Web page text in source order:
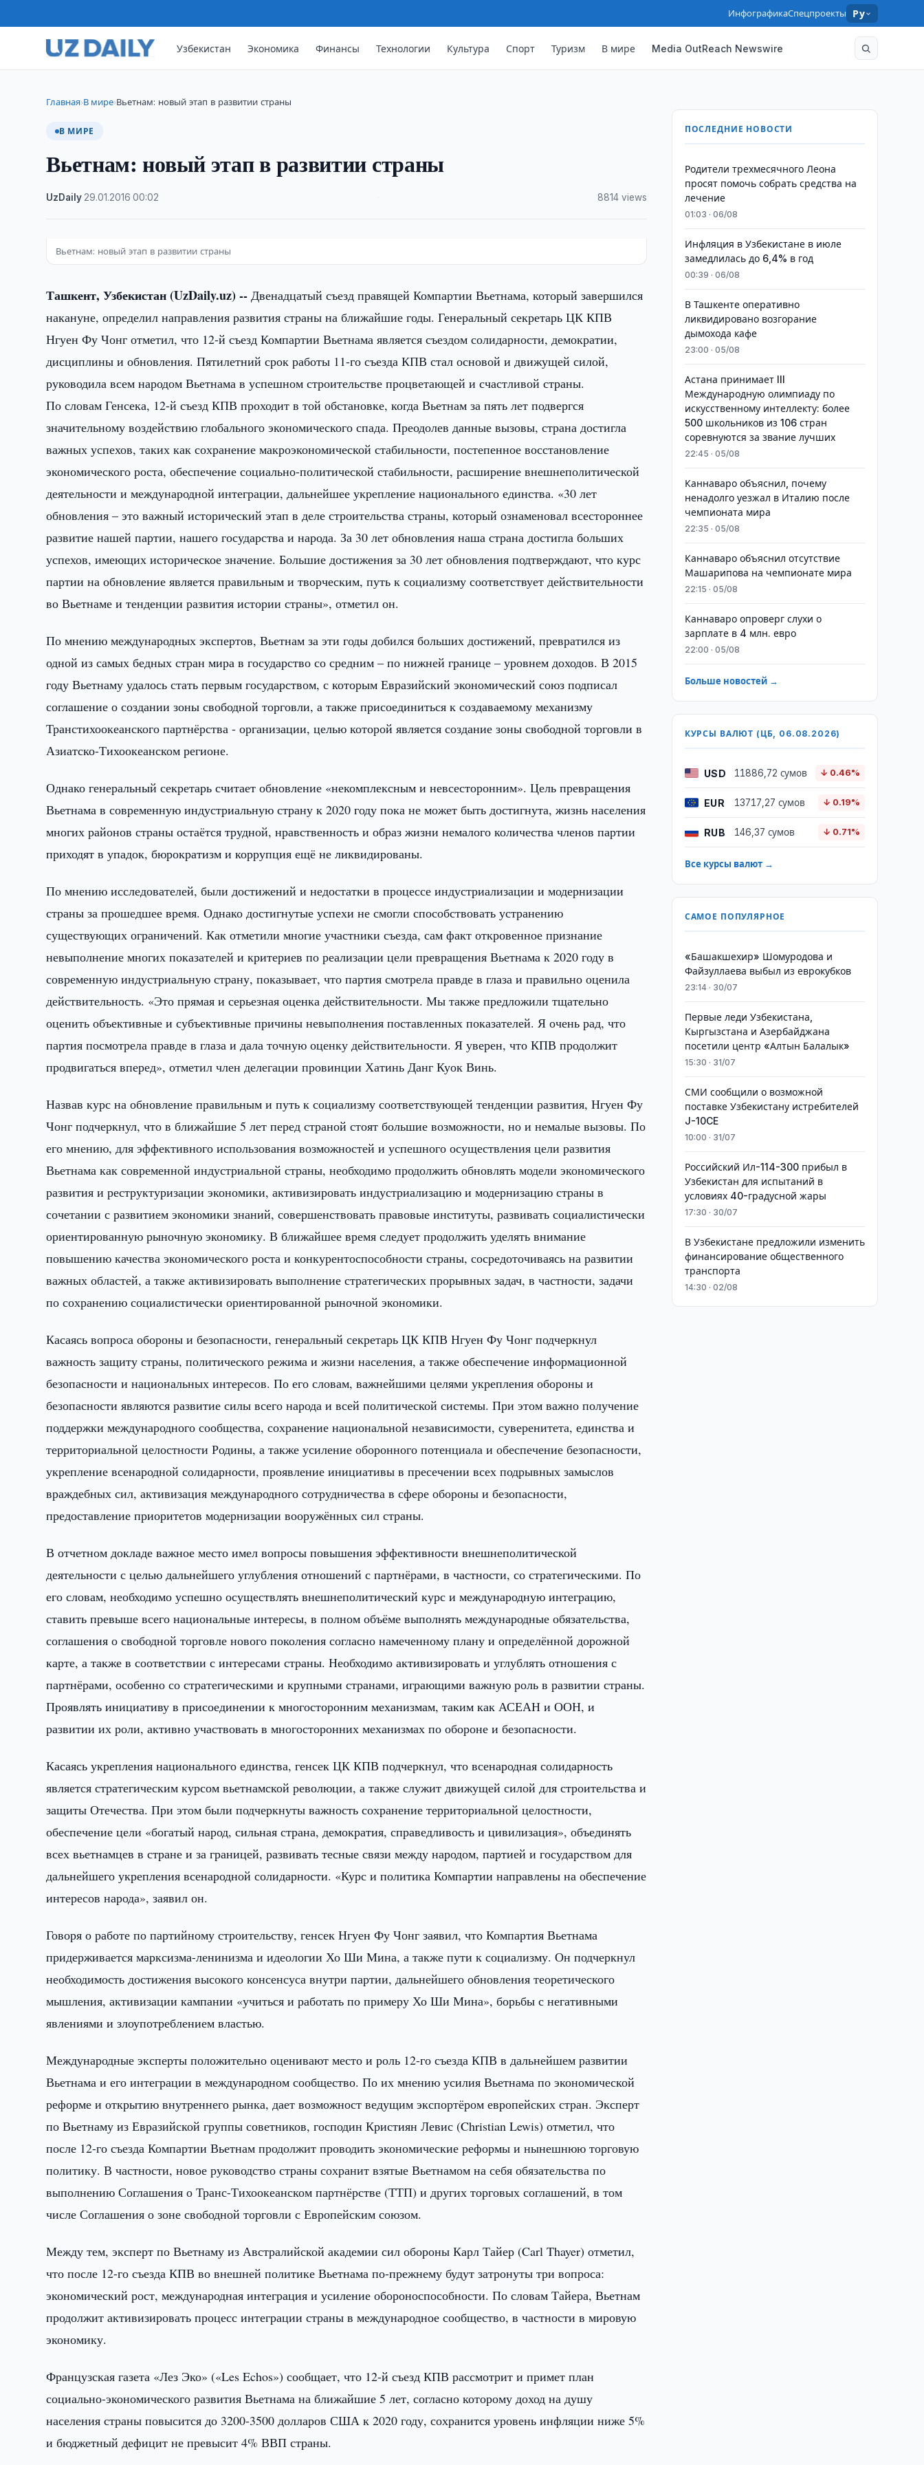
ИнфографикаСпецпроекты Ру
Узбекистан Экономика Финансы Технологии Культура Спорт Туризм В мире Media OutReach Newswire
Главная›В мире›Вьетнам: новый этап в развитии страны
В МИРЕ
Вьетнам: новый этап в развитии страны
UzDaily 29.01.2016 ·00:02 8814 views
Вьетнам: новый этап в развитии страны
Ташкент, Узбекистан (UzDaily.uz) -- Двенадцатый съезд правящей Компартии Вьетнама, который завершился
накануне, определил направления развития страны на ближайшие годы. Генеральный секретарь ЦК КПВ
Нгуен Фу Чонг отметил, что 12-й съезд Компартии Вьетнама является съездом солидарности, демократии,
дисциплины и обновления. Пятилетний срок работы 11-го съезда КПВ стал основой и движущей силой,
руководила всем народом Вьетнама в успешном строительстве процветающей и счастливой страны.
По словам Генсека, 12-й съезд КПВ проходит в той обстановке, когда Вьетнам за пять лет подвергся
значительному воздействию глобального экономического спада. Преодолев данные вызовы, страна достигла
важных успехов, таких как сохранение макроэкономической стабильности, постепенное восстановление
экономического роста, обеспечение социально-политической стабильности, расширение внешнеполитической
деятельности и международной интеграции, дальнейшее укрепление национального единства. «30 лет
обновления – это важный исторический этап в деле строительства страны, который ознаменовал всестороннее
развитие нашей партии, нашего государства и народа. За 30 лет обновления наша страна достигла больших
успехов, имеющих историческое значение. Большие достижения за 30 лет обновления подтверждают, что курс
партии на обновление является правильным и творческим, путь к социализму соответствует действительности
во Вьетнаме и тенденции развития истории страны», отметил он.
По мнению международных экспертов, Вьетнам за эти годы добился больших достижений, превратился из
одной из самых бедных стран мира в государство со средним – по нижней границе – уровнем доходов. В 2015
году Вьетнаму удалось стать первым государством, с которым Евразийский экономический союз подписал
соглашение о создании зоны свободной торговли, а также присоединиться к создаваемому механизму
Транстихоокеанского партнёрства - организации, целью которой является создание зоны свободной торговли в
Азиатско-Тихоокеанском регионе.
Однако генеральный секретарь считает обновление «некомплексным и невсесторонним». Цель превращения
Вьетнама в современную индустриальную страну к 2020 году пока не может быть достигнута, жизнь населения
многих районов страны остаётся трудной, нравственность и образ жизни немалого количества членов партии
приходят в упадок, бюрократизм и коррупция ещё не ликвидированы.
По мнению исследователей, были достижений и недостатки в процессе индустриализации и модернизации
страны за прошедшее время. Однако достигнутые успехи не смогли способствовать устранению
существующих ограничений. Как отметили многие участники съезда, сам факт откровенное признание
невыполнение многих показателей и критериев по реализации цели превращения Вьетнама к 2020 году в
современную индустриальную страну, показывает, что партия смотрела правде в глаза и правильно оценила
действительность. «Это прямая и серьезная оценка действительности. Мы также предложили тщательно
оценить объективные и субъективные причины невыполнения поставленных показателей. Я очень рад, что
партия посмотрела правде в глаза и дала точную оценку действительности. Я уверен, что КПВ продолжит
продвигаться вперед», отметил член делегации провинции Хатинь Данг Куок Винь.
Назвав курс на обновление правильным и путь к социализму соответствующей тенденции развития, Нгуен Фу
Чонг подчеркнул, что в ближайшие 5 лет перед страной стоят большие возможности, но и немалые вызовы. По
его мнению, для эффективного использования возможностей и успешного осуществления цели развития
Вьетнама как современной индустриальной страны, необходимо продолжить обновлять модели экономического
развития и реструктуризации экономики, активизировать индустриализацию и модернизацию страны в
сочетании с развитием экономики знаний, совершенствовать правовые институты, развивать социалистически
ориентированную рыночную экономику. В ближайшее время следует продолжить уделять внимание
повышению качества экономического роста и конкурентоспособности страны, сосредоточиваясь на развитии
важных областей, а также активизировать выполнение стратегических прорывных задач, в частности, задачи
по сохранению социалистически ориентированной рыночной экономики.
Касаясь вопроса обороны и безопасности, генеральный секретарь ЦК КПВ Нгуен Фу Чонг подчеркнул
важность защиту страны, политического режима и жизни населения, а также обеспечение информационной
безопасности и национальных интересов. По его словам, важнейшими целями укрепления обороны и
безопасности являются развитие силы всего народа и всей политической системы. При этом важно получение
поддержки международного сообщества, сохранение национальной независимости, суверенитета, единства и
территориальной целостности Родины, а также усиление оборонного потенциала и обеспечение безопасности,
укрепление всенародной солидарности, проявление инициативы в пресечении всех подрывных замыслов
враждебных сил, активизация международного сотрудничества в сфере обороны и безопасности,
предоставление приоритетов модернизации вооружённых сил страны.
В отчетном докладе важное место имел вопросы повышения эффективности внешнеполитической
деятельности с целью дальнейшего углубления отношений с партнёрами, в частности, со стратегическими. По
его словам, необходимо успешно осуществлять внешнеполитический курс и международную интеграцию,
ставить превыше всего национальные интересы, в полном объёме выполнять международные обязательства,
соглашения о свободной торговле нового поколения согласно намеченному плану и определённой дорожной
карте, а также в соответствии с интересами страны. Необходимо активизировать и углублять отношения с
партнёрами, особенно со стратегическими и крупными странами, играющими важную роль в развитии страны.
Проявлять инициативу в присоединении к многосторонним механизмам, таким как АСЕАН и ООН, и
развитии их роли, активно участвовать в многосторонних механизмах по обороне и безопасности.
Касаясь укрепления национального единства, генсек ЦК КПВ подчеркнул, что всенародная солидарность
является стратегическим курсом вьетнамской революции, а также служит движущей силой для строительства и
защиты Отечества. При этом были подчеркнуты важность сохранение территориальной целостности,
обеспечение цели «богатый народ, сильная страна, демократия, справедливость и цивилизация», объединять
всех вьетнамцев в стране и за границей, развивать тесные связи между народом, партией и государством для
дальнейшего укрепления всенародной солидарности. «Курс и политика Компартии направлены на обеспечение
интересов народа», заявил он.
Говоря о работе по партийному строительству, генсек Нгуен Фу Чонг заявил, что Компартия Вьетнама
придерживается марксизма-ленинизма и идеологии Хо Ши Мина, а также пути к социализму. Он подчеркнул
необходимость достижения высокого консенсуса внутри партии, дальнейшего обновления теоретического
мышления, активизации кампании «учиться и работать по примеру Хо Ши Мина», борьбы с негативными
явлениями и злоупотреблением властью.
Международные эксперты положительно оценивают место и роль 12-го съезда КПВ в дальнейшем развитии
Вьетнама и его интеграции в международном сообщество. По их мнению усилия Вьетнама по экономической
реформе и открытию внутреннего рынка, дает возможност ведущим экспортёром европейских стран. Эксперт
по Вьетнаму из Евразийской группы советников, господин Кристиян Левис (Christian Lewis) отметил, что
после 12-го съезда Компартии Вьетнам продолжит проводить экономические реформы и нынешнюю торговую
политику. В частности, новое руководство страны сохранит взятые Вьетнамом на себя обязательства по
выполнению Соглашения о Транс-Тихоокеанском партнёрстве (ТТП) и других торговых соглашений, в том
числе Соглашения о зоне свободной торговли с Европейским союзом.
Между тем, эксперт по Вьетнаму из Австралийской академии сил обороны Карл Тайер (Carl Thayer) отметил,
что после 12-го съезда КПВ во внешней политике Вьетнама по-прежнему будут затронуты три вопроса:
экономический рост, международная интеграция и усиление обороноспособности. По словам Тайера, Вьетнам
продолжит активизировать процесс интеграции страны в международное сообщество, в частности в мировую
экономику.
Французская газета «Лез Эко» («Les Echos») сообщает, что 12-й съезд КПВ рассмотрит и примет план
социально-экономического развития Вьетнама на ближайшие 5 лет, согласно которому доход на душу
населения страны повысится до 3200-3500 долларов США к 2020 году, сохранится уровень инфляции ниже 5%
и бюджетный дефицит не превысит 4% ВВП страны.
ПОСЛЕДНИЕ НОВОСТИ
Родители трехмесячного Леона
просят помочь собрать средства на
лечение
01:03 · 06/08
Инфляция в Узбекистане в июле
замедлилась до 6,4% в год
00:39 · 06/08
В Ташкенте оперативно
ликвидировано возгорание
дымохода кафе
23:00 · 05/08
Астана принимает III
Международную олимпиаду по
искусственному интеллекту: более
500 школьников из 106 стран
соревнуются за звание лучших
22:45 · 05/08
Каннаваро объяснил, почему
ненадолго уезжал в Италию после
чемпионата мира
22:35 · 05/08
Каннаваро объяснил отсутствие
Машарипова на чемпионате мира
22:15 · 05/08
Каннаваро опроверг слухи о
зарплате в 4 млн. евро
22:00 · 05/08
Больше новостей →
КУРСЫ ВАЛЮТ (ЦБ, 06.08.2026)
USD 11886,72 сумов ↓ 0.46%
EUR 13717,27 сумов ↓ 0.19%
RUB 146,37 сумов ↓ 0.71%
Все курсы валют →
САМОЕ ПОПУЛЯРНОЕ
«Башакшехир» Шомуродова и
Файзуллаева выбыл из еврокубков
23:14 · 30/07
Первые леди Узбекистана,
Кыргызстана и Азербайджана
посетили центр «Алтын Балалык»
15:30 · 31/07
СМИ сообщили о возможной
поставке Узбекистану истребителей
J-10CE
10:00 · 31/07
Российский Ил-114-300 прибыл в
Узбекистан для испытаний в
условиях 40-градусной жары
17:30 · 30/07
В Узбекистане предложили изменить
финансирование общественного
транспорта
14:30 · 02/08